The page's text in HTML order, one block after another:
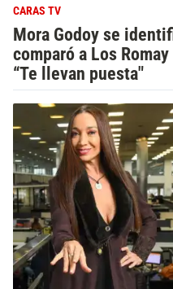
CARAS TV
Mora Godoy se
comparó a Los
“Te llevan puesta"